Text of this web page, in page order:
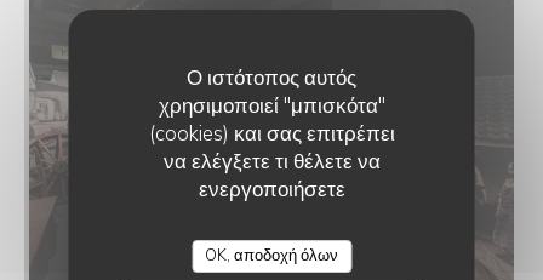
Ο ιστότοπος αυτός
χρησιμοποιεί "μπισκότα"
(cookies) και σας επιτρέπει
να ελέγξετε τι θέλετε να
ενεργοποιήσετε
OK, αποδοχή όλων